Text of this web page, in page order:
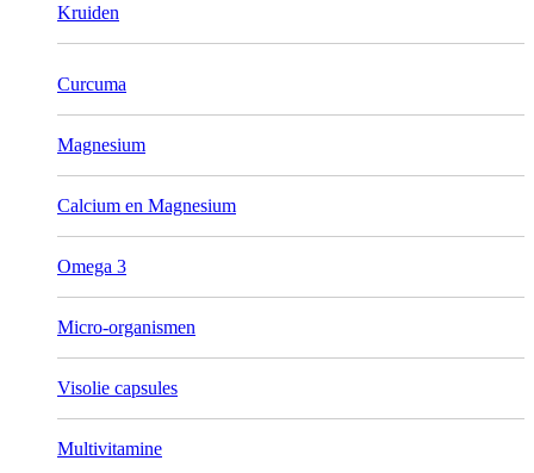
Kruiden
Curcuma
Magnesium
Calcium en Magnesium
Omega 3
Micro-organismen
Visolie capsules
Multivitamine